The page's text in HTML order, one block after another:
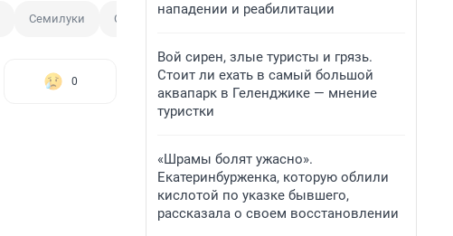
Семилуки Следственный комитет Прокурорская проверка
0
нападении и реабилитации
Вой сирен, злые туристы и грязь.
Стоит ли ехать в самый большой
аквапарк в Геленджике — мнение
туристки
«Шрамы болят ужасно».
Екатеринбурженка, которую облили
кислотой по указке бывшего,
рассказала о своем восстановлении